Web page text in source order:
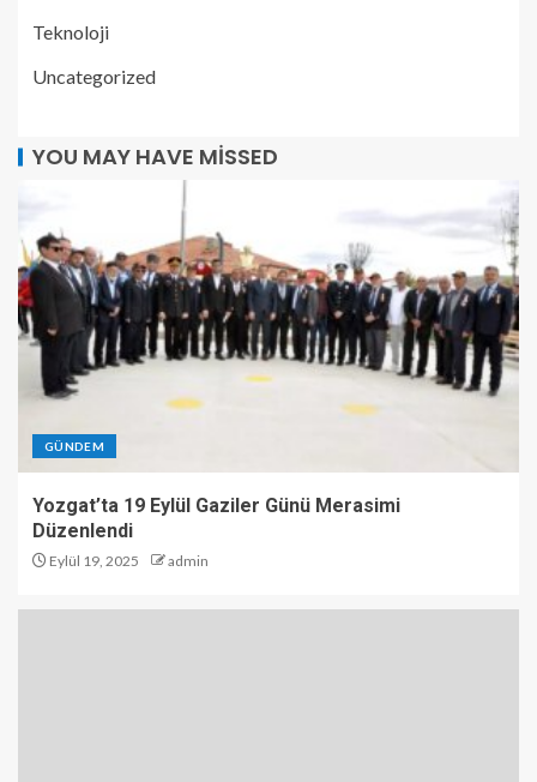
Teknoloji
Uncategorized
YOU MAY HAVE MISSED
GÜNDEM
Yozgat’ta 19 Eylül Gaziler Günü Merasimi
Düzenlendi
Eylül 19, 2025 admin